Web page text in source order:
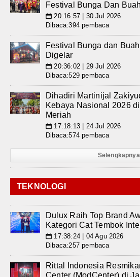
Festival Bunga Dan
📅 20:16:57 | 30 Jul 2026
Dibaca:394 pembaca
Festival Bunga dan
Digelar
📅 20:36:02 | 29 Jul 2026
Dibaca:529 pembaca
Dihadiri Martinijal
Kebaya Nasional 2026
Meriah
📅 17:18:13 | 24 Jul 2026
Dibaca:574 pembaca
Selengkapnya
TEKNOLOGI
Dulux Raih Top Brand
Kategori Cat Tembok
📅 17:38:24 | 04 Agu 2026
Dibaca:257 pembaca
Rittal Indonesia
Center (ModCenter) di